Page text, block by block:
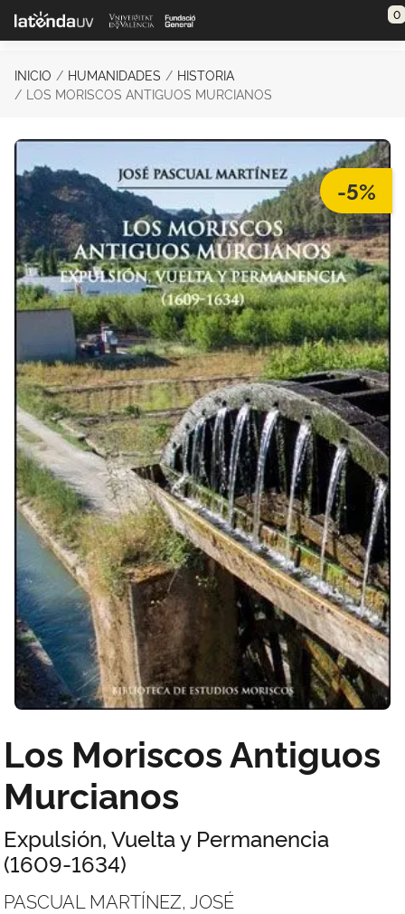
Saltar al contenido principal 0
INICIO HUMANIDADES
HISTORIA
LOS MORISCOS ANTIGUOS MURCIANOS
-5%
Los Moriscos Antiguos
Murcianos
Expulsión, Vuelta y Permanencia
(1609-1634)
PASCUAL MARTÍNEZ, JOSÉ